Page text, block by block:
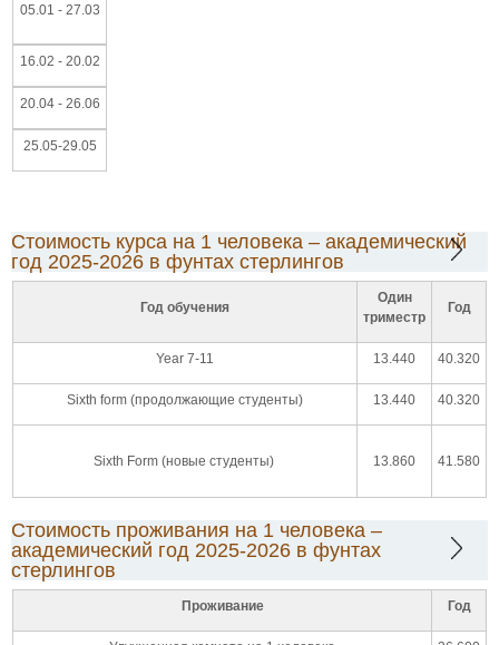
05.01 - 27.03
16.02 - 20.02
20.04 - 26.06
25.05-29.05
Стоимость курса на 1 человека – академический
год 2025-2026 в фунтах стерлингов
Год обучения
Один
триместр
Год
Year 7-11 13.440 40.320
Sixth form (продолжающие студенты) 13.440 40.320
Sixth Form (новые студенты) 13.860 41.580
Стоимость проживания на 1 человека –
академический год 2025-2026 в фунтах
стерлингов
Проживание Год